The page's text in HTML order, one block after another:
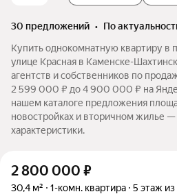
30 предложений •
по
Купить однокомнатную квартиру в
улице Красная в Каменске-
агентств и собственников по
2 599 000 ₽ до 4 900 000 ₽ на
нашем каталоге предложения
новостройках и вторичном жилье
характеристики.
2 800 000 ₽
30,4 м² 1-комн. квартира 5 этаж из